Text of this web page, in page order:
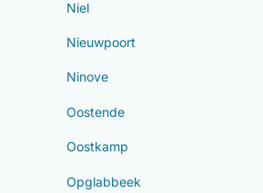
Niel
Nieuwpoort
Ninove
Oostende
Oostkamp
Opglabbeek